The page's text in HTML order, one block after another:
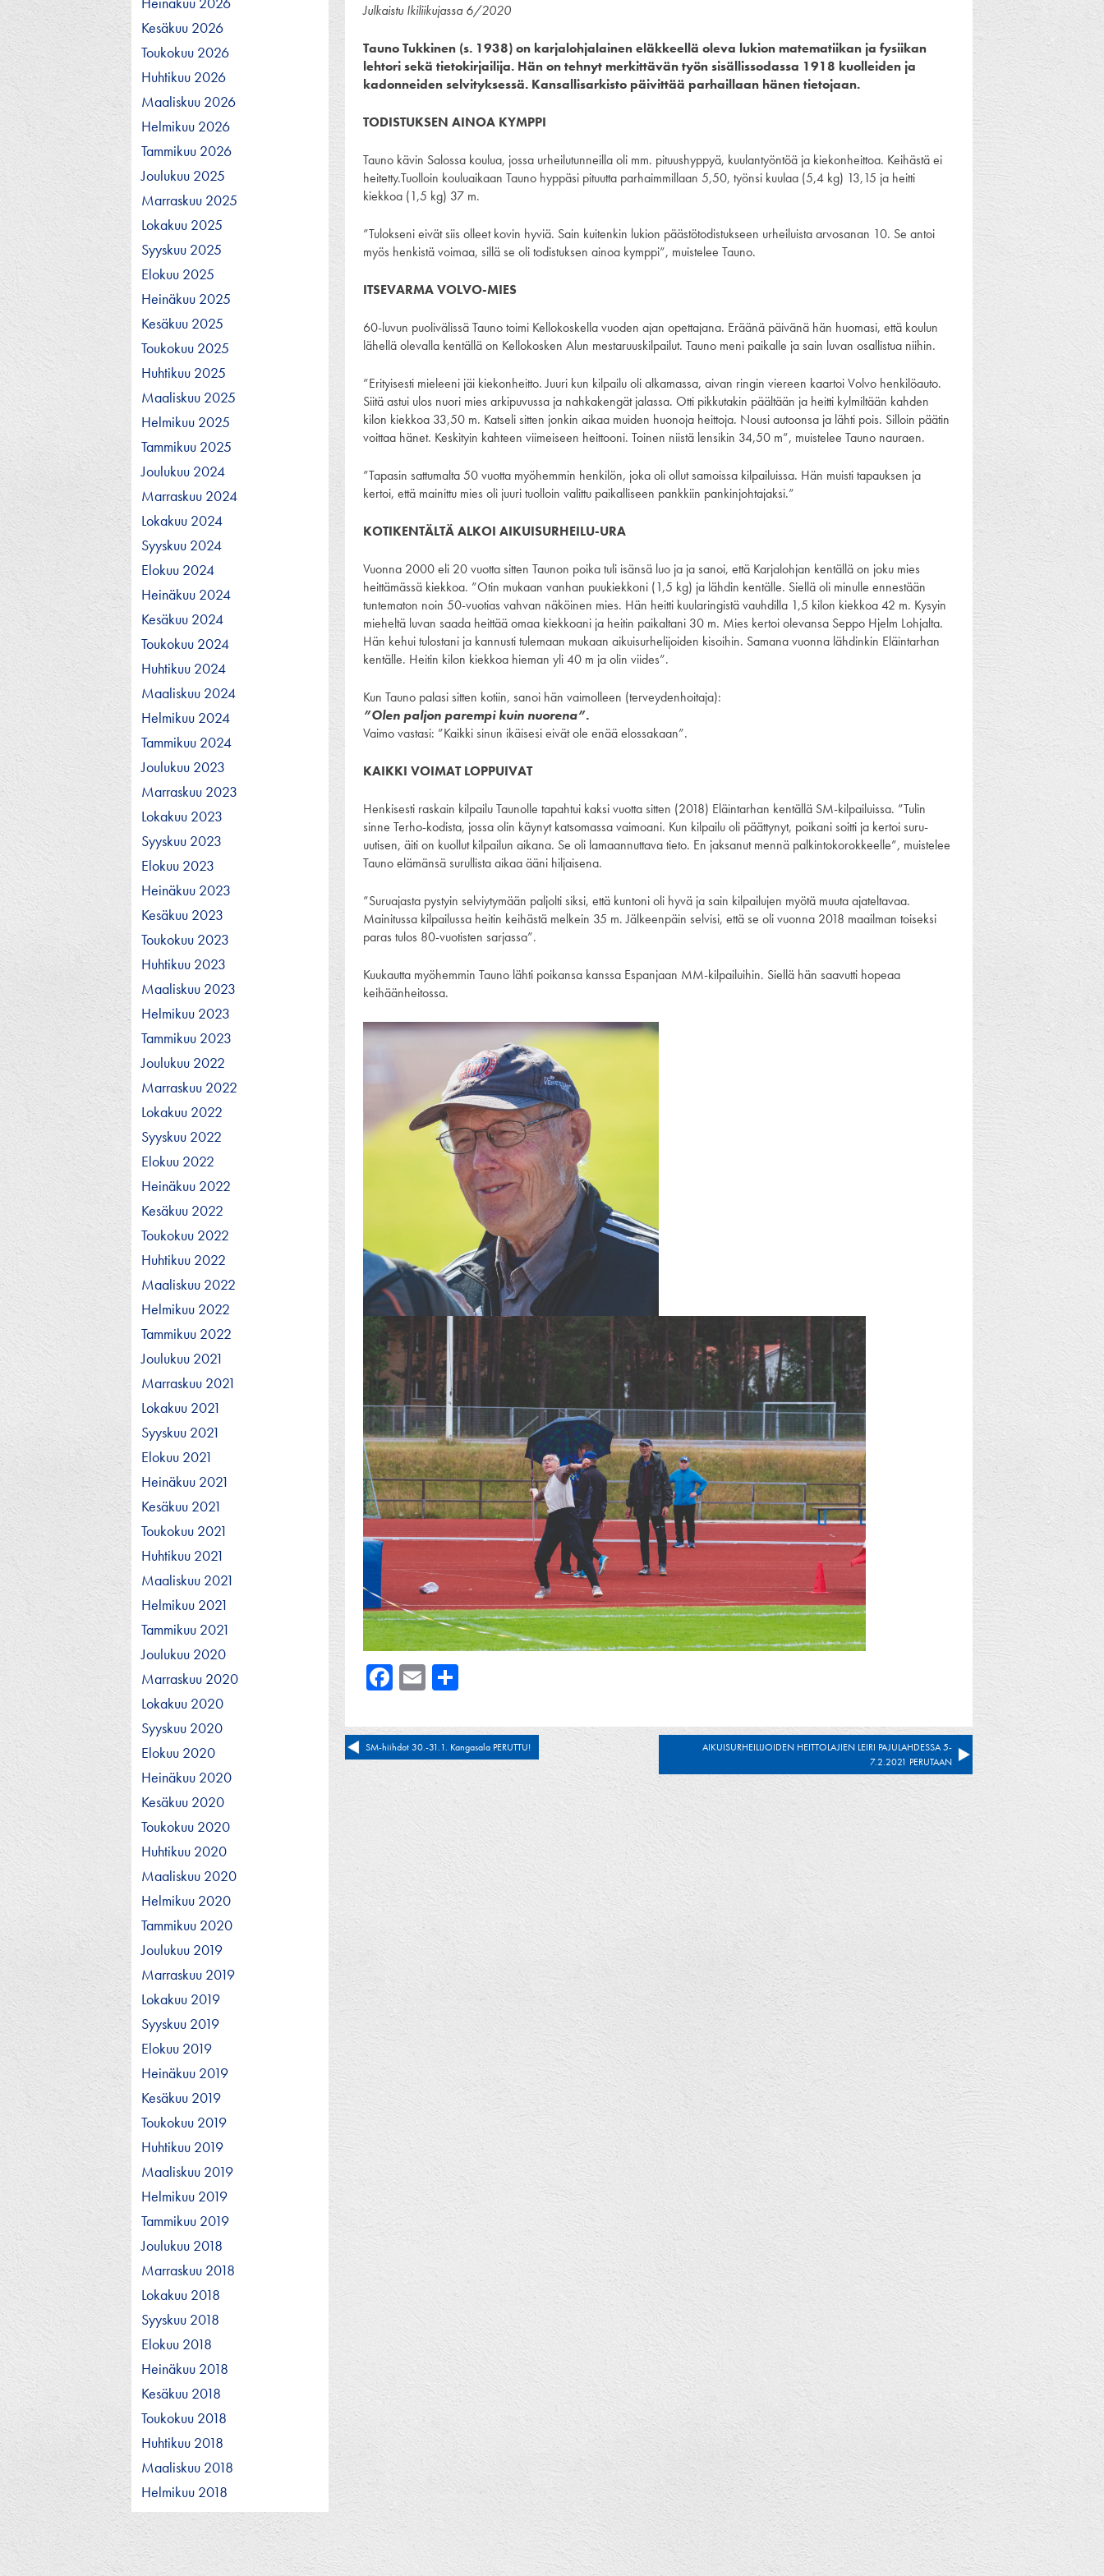
Kesäkuu 2026
Toukokuu 2026
Huhtikuu 2026
Maaliskuu 2026
Helmikuu 2026
Tammikuu 2026
Joulukuu 2025
Marraskuu 2025
Lokakuu 2025
Syyskuu 2025
Elokuu 2025
Heinäkuu 2025
Kesäkuu 2025
Toukokuu 2025
Huhtikuu 2025
Maaliskuu 2025
Helmikuu 2025
Tammikuu 2025
Joulukuu 2024
Marraskuu 2024
Lokakuu 2024
Syyskuu 2024
Elokuu 2024
Heinäkuu 2024
Kesäkuu 2024
Toukokuu 2024
Huhtikuu 2024
Maaliskuu 2024
Helmikuu 2024
Tammikuu 2024
Joulukuu 2023
Marraskuu 2023
Lokakuu 2023
Syyskuu 2023
Elokuu 2023
Heinäkuu 2023
Kesäkuu 2023
Toukokuu 2023
Huhtikuu 2023
Maaliskuu 2023
Helmikuu 2023
Tammikuu 2023
Joulukuu 2022
Marraskuu 2022
Lokakuu 2022
Syyskuu 2022
Elokuu 2022
Heinäkuu 2022
Kesäkuu 2022
Toukokuu 2022
Huhtikuu 2022
Maaliskuu 2022
Helmikuu 2022
Tammikuu 2022
Joulukuu 2021
Marraskuu 2021
Lokakuu 2021
Syyskuu 2021
Elokuu 2021
Heinäkuu 2021
Kesäkuu 2021
Toukokuu 2021
Huhtikuu 2021
Maaliskuu 2021
Helmikuu 2021
Tammikuu 2021
Joulukuu 2020
Marraskuu 2020
Lokakuu 2020
Syyskuu 2020
Elokuu 2020
Heinäkuu 2020
Kesäkuu 2020
Toukokuu 2020
Huhtikuu 2020
Maaliskuu 2020
Helmikuu 2020
Tammikuu 2020
Joulukuu 2019
Marraskuu 2019
Lokakuu 2019
Syyskuu 2019
Elokuu 2019
Heinäkuu 2019
Kesäkuu 2019
Toukokuu 2019
Huhtikuu 2019
Maaliskuu 2019
Helmikuu 2019
Tammikuu 2019
Joulukuu 2018
Marraskuu 2018
Lokakuu 2018
Syyskuu 2018
Elokuu 2018
Heinäkuu 2018
Kesäkuu 2018
Toukokuu 2018
Huhtikuu 2018
Maaliskuu 2018
Helmikuu 2018
Julkaistu Ikiliikujassa 6/2020
Tauno Tukkinen (s. 1938) on karjalohjalainen eläkkeellä oleva lukion matematiikan ja fysiikan
lehtori sekä tietokirjailija. Hän on tehnyt merkittävän työn sisällissodassa 1918 kuolleiden ja
kadonneiden selvityksessä. Kansallisarkisto päivittää parhaillaan hänen tietojaan.
TODISTUKSEN AINOA KYMPPI
Tauno kävin Salossa koulua, jossa urheilutunneilla oli mm. pituushyppyä, kuulantyöntöä ja kiekonheittoa. Keihästä ei
heitetty.Tuolloin kouluaikaan Tauno hyppäsi pituutta parhaimmillaan 5,50, työnsi kuulaa (5,4 kg) 13,15 ja heitti
kiekkoa (1,5 kg) 37 m.
”Tulokseni eivät siis olleet kovin hyviä. Sain kuitenkin lukion päästötodistukseen urheiluista arvosanan 10. Se antoi
myös henkistä voimaa, sillä se oli todistuksen ainoa kymppi”, muistelee Tauno.
ITSEVARMA VOLVO-MIES
60-luvun puolivälissä Tauno toimi Kellokoskella vuoden ajan opettajana. Eräänä päivänä hän huomasi, että koulun
lähellä olevalla kentällä on Kellokosken Alun mestaruuskilpailut. Tauno meni paikalle ja sain luvan osallistua niihin.
”Erityisesti mieleeni jäi kiekonheitto. Juuri kun kilpailu oli alkamassa, aivan ringin viereen kaartoi Volvo henkilöauto.
Siitä astui ulos nuori mies arkipuvussa ja nahkakengät jalassa. Otti pikkutakin päältään ja heitti kylmiltään kahden
kilon kiekkoa 33,50 m. Katseli sitten jonkin aikaa muiden huonoja heittoja. Nousi autoonsa ja lähti pois. Silloin päätin
voittaa hänet. Keskityin kahteen viimeiseen heittooni. Toinen niistä lensikin 34,50 m”, muistelee Tauno nauraen.
”Tapasin sattumalta 50 vuotta myöhemmin henkilön, joka oli ollut samoissa kilpailuissa. Hän muisti tapauksen ja
kertoi, että mainittu mies oli juuri tuolloin valittu paikalliseen pankkiin pankinjohtajaksi.”
KOTIKENTÄLTÄ ALKOI AIKUISURHEILU-URA
Vuonna 2000 eli 20 vuotta sitten Taunon poika tuli isänsä luo ja ja sanoi, että Karjalohjan kentällä on joku mies
heittämässä kiekkoa. ”Otin mukaan vanhan puukiekkoni (1,5 kg) ja lähdin kentälle. Siellä oli minulle ennestään
tuntematon noin 50-vuotias vahvan näköinen mies. Hän heitti kuularingistä vauhdilla 1,5 kilon kiekkoa 42 m. Kysyin
mieheltä luvan saada heittää omaa kiekkoani ja heitin paikaltani 30 m. Mies kertoi olevansa Seppo Hjelm Lohjalta.
Hän kehui tulostani ja kannusti tulemaan mukaan aikuisurhelijoiden kisoihin. Samana vuonna lähdinkin Eläintarhan
kentälle. Heitin kilon kiekkoa hieman yli 40 m ja olin viides”.
Kun Tauno palasi sitten kotiin, sanoi hän vaimolleen (terveydenhoitaja):
”Olen paljon parempi kuin nuorena”.
Vaimo vastasi: ”Kaikki sinun ikäisesi eivät ole enää elossakaan”.
KAIKKI VOIMAT LOPPUIVAT
Henkisesti raskain kilpailu Taunolle tapahtui kaksi vuotta sitten (2018) Eläintarhan kentällä SM-kilpailuissa. ”Tulin
sinne Terho-kodista, jossa olin käynyt katsomassa vaimoani. Kun kilpailu oli päättynyt, poikani soitti ja kertoi suru-
uutisen, äiti on kuollut kilpailun aikana. Se oli lamaannuttava tieto. En jaksanut mennä palkintokorokkeelle”, muistelee
Tauno elämänsä surullista aikaa ääni hiljaisena.
”Suruajasta pystyin selviytymään paljolti siksi, että kuntoni oli hyvä ja sain kilpailujen myötä muuta ajateltavaa.
Mainitussa kilpailussa heitin keihästä melkein 35 m. Jälkeenpäin selvisi, että se oli vuonna 2018 maailman toiseksi
paras tulos 80-vuotisten sarjassa”.
Kuukautta myöhemmin Tauno lähti poikansa kanssa Espanjaan MM-kilpailuihin. Siellä hän saavutti hopeaa
keihäänheitossa.
Facebook
Email
Artikkelien
SM-hiihdot 30.-31.1. Kangasala PERUTTU!
AIKUISURHEILIJOIDEN HEITTOLAJIEN LEIRI PAJULAHDESSA 5-
7.2.2021 PERUTAAN